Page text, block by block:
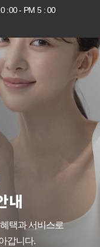
:00 - PM 5 : 00
내
택과 서비스로
갑니다.